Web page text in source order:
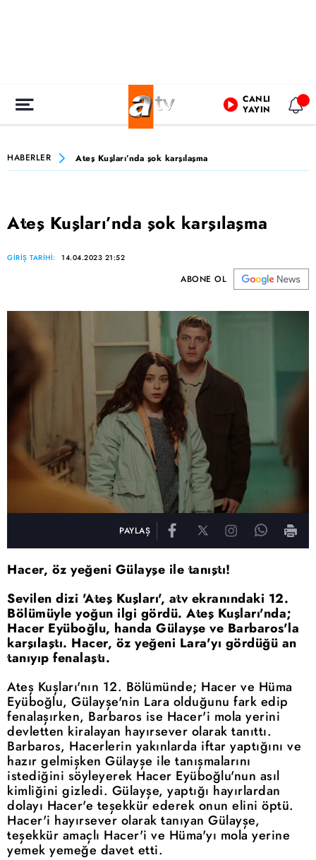
CANLI
YAYIN
HABERLER Ateş Kuşları’nda şok karşılaşma
Ateş Kuşları’nda şok karşılaşma
GİRİŞ TARİHİ: 14.04.2023 21:52
ABONE OL
PAYLAŞ
Hacer, öz yeğeni Gülayşe ile tanıştı!
Sevilen dizi 'Ateş Kuşları', atv ekranındaki 12.
Bölümüyle yoğun ilgi gördü. Ateş Kuşları'nda;
Hacer Eyüboğlu, handa Gülayşe ve Barbaros'la
karşılaştı. Hacer, öz yeğeni Lara'yı gördüğü an
tanıyıp fenalaştı.
Ateş Kuşları'nın 12. Bölümünde; Hacer ve Hüma
Eyüboğlu, Gülayşe'nin Lara olduğunu fark edip
fenalaşırken, Barbaros ise Hacer'i mola yerini
devletten kiralayan hayırsever olarak tanıttı.
Barbaros, Hacerlerin yakınlarda iftar yaptığını ve
hazır gelmişken Gülayşe ile tanışmalarını
istediğini söyleyerek Hacer Eyüboğlu'nun asıl
kimliğini gizledi. Gülayşe, yaptığı hayırlardan
dolayı Hacer'e teşekkür ederek onun elini öptü.
Hacer'i hayırsever olarak tanıyan Gülayşe,
teşekkür amaçlı Hacer'i ve Hüma'yı mola yerine
yemek yemeğe davet etti.